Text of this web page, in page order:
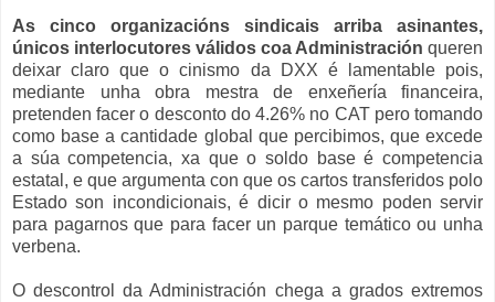
As cinco organizacións sindicais arriba asinantes,
únicos interlocutores válidos coa Administración queren
deixar claro que o cinismo da DXX é lamentable pois,
mediante unha obra mestra de enxeñería financeira,
pretenden facer o desconto do 4.26% no CAT pero tomando
como base a cantidade global que percibimos, que excede
a súa competencia, xa que o soldo base é competencia
estatal, e que argumenta con que os cartos transferidos polo
Estado son incondicionais, é dicir o mesmo poden servir
para pagarnos que para facer un parque temático ou unha
verbena.
O descontrol da Administración chega a grados extremos